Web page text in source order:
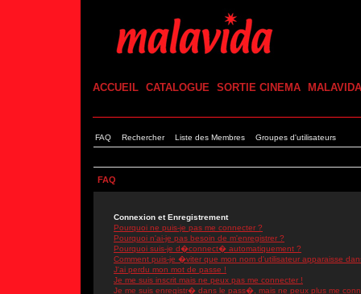
ACCUEIL CATALOGUE SORTIE CINEMA MALAVIDA
FAQ Rechercher Liste des Membres Groupes d'utilisateurs
FAQ
Connexion et Enregistrement
Pourquoi ne puis-je pas me connecter ?
Pourquoi n'ai-je pas besoin de m'enregistrer ?
Pourquoi suis-je d�connect� automatiquement ?
Comment puis-je �viter que mon nom d'utilisateur apparaisse
J'ai perdu mon mot de passe !
Je me suis inscrit mais ne peux pas me connecter !
Je me suis enregistr� dans le pass�, mais ne peux plus me